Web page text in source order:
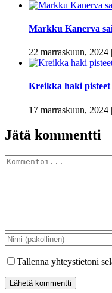
Markku Kanerva
22 marraskuun, 2024 |
Kreikka haki
17 marraskuun, 2024 |
Jätä kommentti
Kommentti
Tallenna yhteystietoni